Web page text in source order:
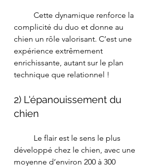
complicité du duo et donne au
chien un rôle valorisant. C’est une
expérience extrêmement
enrichissante, autant sur le plan
technique que relationnel !
2) L'épanouissement du
chien
développé chez le chien, avec une
moyenne d’environ 200 à 300